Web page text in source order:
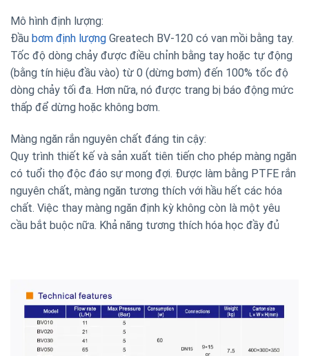
Mô hình định lượng:
Đầu bơm định lượng Greatech BV-120 có van mồi bằng tay.
Tốc độ dòng chảy được điều chỉnh bằng tay hoặc tự động
(bằng tín hiệu đầu vào) từ 0 (dừng bơm) đến 100% tốc độ
dòng chảy tối đa. Hơn nữa, nó được trang bị báo động mức
thấp để dừng hoặc không bơm.
Màng ngăn rắn nguyên chất đáng tin cậy:
Quy trình thiết kế và sản xuất tiên tiến cho phép màng ngăn
có tuổi thọ độc đáo sự mong đợi. Được làm bằng PTFE rắn
nguyên chất, màng ngăn tương thích với hầu hết các hóa
chất. Việc thay màng ngăn định kỳ không còn là một yêu
cầu bắt buộc nữa. Khả năng tương thích hóa học đầy đủ